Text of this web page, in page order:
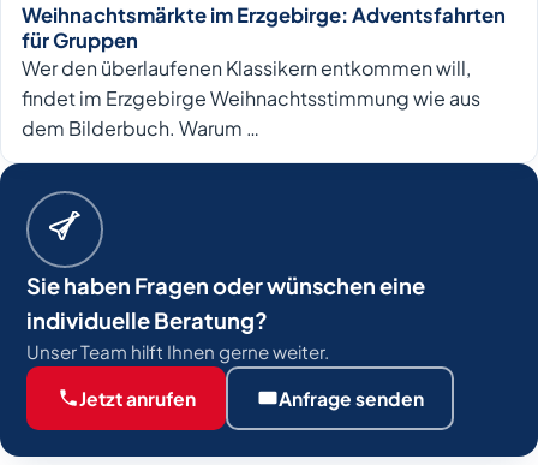
Weihnachtsmärkte im Erzgebirge: Adventsfahrten
für Gruppen
Wer den überlaufenen Klassikern entkommen will,
findet im Erzgebirge Weihnachtsstimmung wie aus
dem Bilderbuch. Warum …
Sie haben Fragen oder wünschen eine
individuelle Beratung?
Unser Team hilft Ihnen gerne weiter.
Jetzt anrufen Anfrage senden